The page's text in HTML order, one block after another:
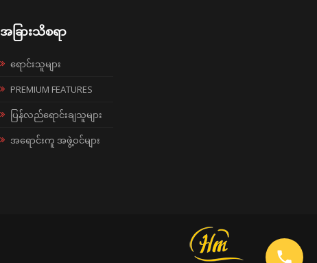
အခြားသိစရာ
ရောင်းသူများ
PREMIUM FEATURES
ပြန်လည်ရောင်းချသူများ
အရောင်းကူ အဖွဲ့ဝင်များ